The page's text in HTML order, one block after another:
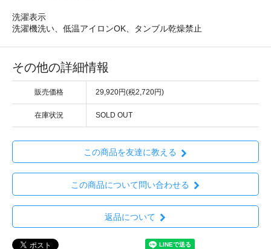
洗濯表示
洗濯機洗い、低温アイロンOK、タンブル乾燥禁止
その他の詳細情報
販売価格 29,920円(税2,720円)
在庫状況 SOLD OUT
この商品を友達に教える
この商品について問い合わせる
返品について